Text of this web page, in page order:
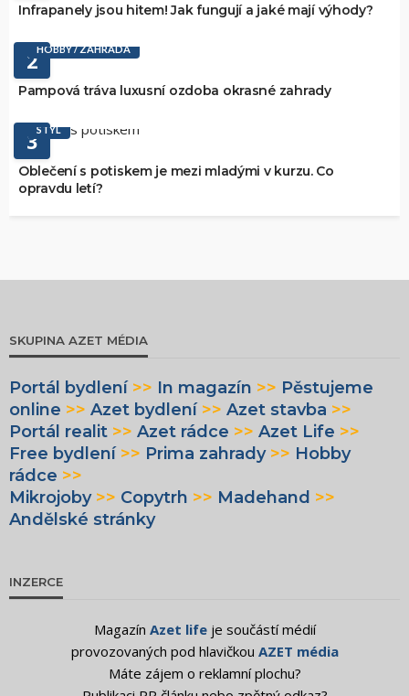
Infrapanely jsou hitem! Jak fungují a jaké mají výhody?
2HOBBY / ZAHRADA
Pampová tráva luxusní ozdoba okrasné zahrady
3STYL
Oblečení s potiskem je mezi mladými v kurzu. Co
opravdu letí?
SKUPINA AZET MÉDIA
Portál bydlení >> In magazín >> Pěstujeme
online >> Azet bydlení >> Azet stavba >>
Portál realit >> Azet rádce >> Azet Life >>
Free bydlení >> Prima zahrady >> Hobby
rádce >>
Mikrojoby >> Copytrh >> Madehand >>
Andělské stránky
INZERCE
Magazín Azet lifeje součástí médií
provozovaných pod hlavičkou AZET média
Máte zájem o reklamní plochu?